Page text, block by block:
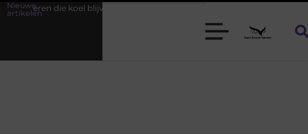
Nieuwe
artikelen
heren die koel blijven